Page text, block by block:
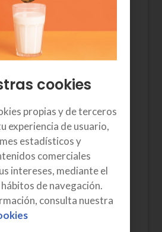
la pared no están flojas.
que no está cerca de
ya que pueden
número concreto,
la que llamas.
o más terminales
a una misma línea, te
que dejes solo tres
Más de tres terminales
calidad de la línea
dichas interferencias.
cookies
propias y de terceros
experiencia de usuario,
estadísticos y
comerciales
intereses, mediante el
de navegación.
consulta nuestra